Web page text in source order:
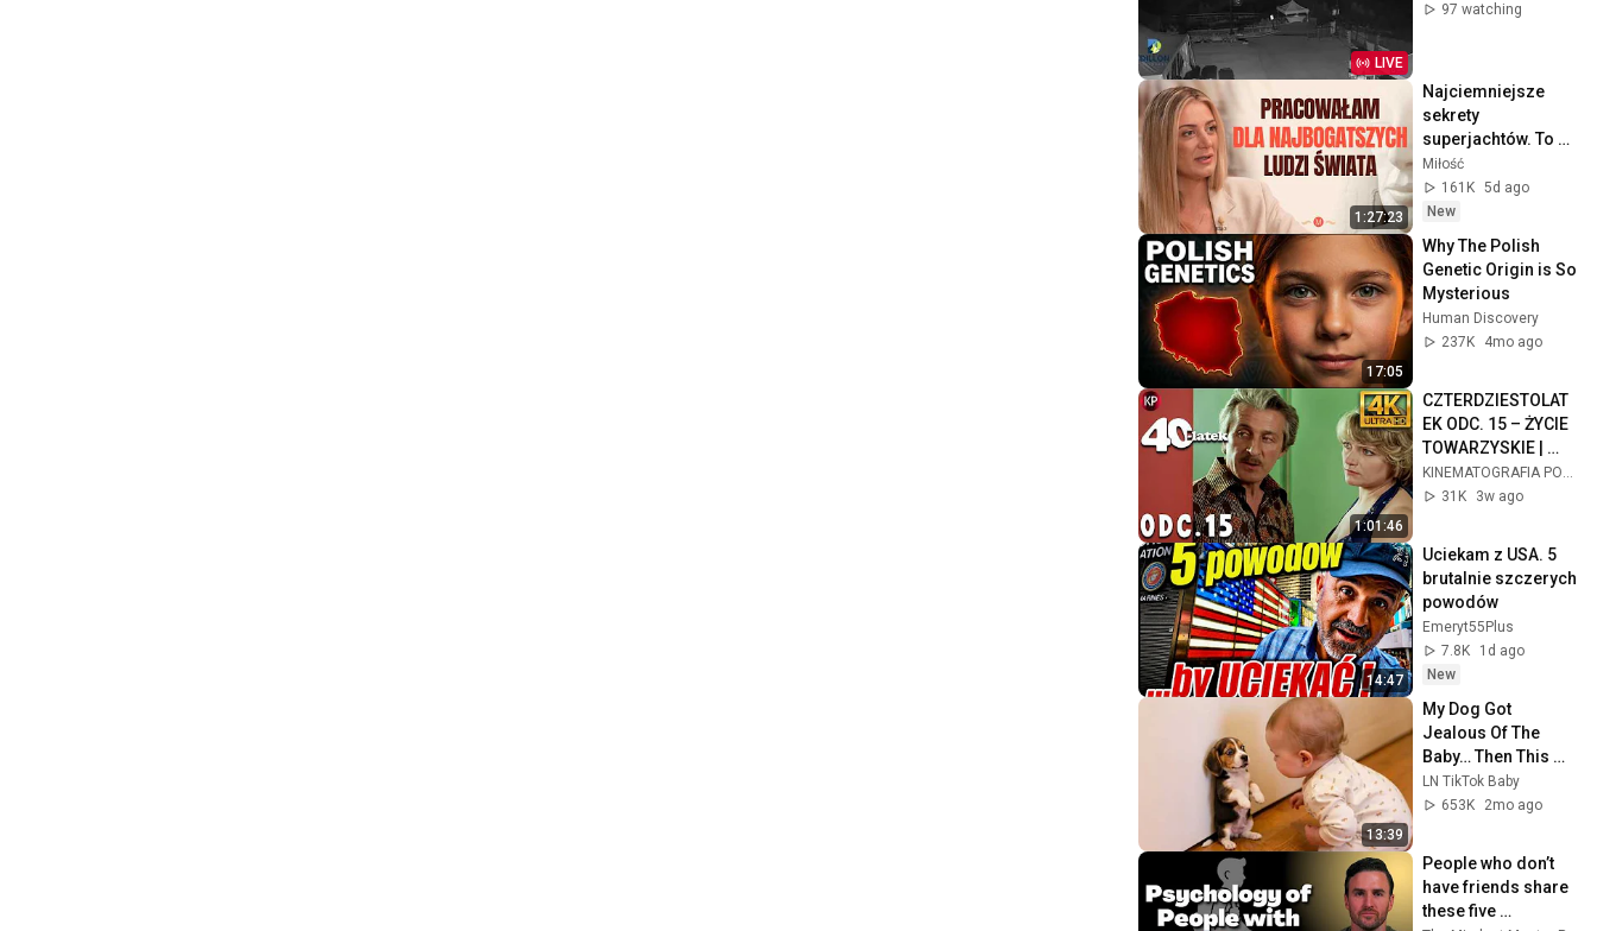
LIVE
97 watching
1:27:23
Najciemniejsze
sekrety
superjachtów. To
dzieje się na
"wodach niczyich" |
MIŁOŚĆ #30
Miłość
161K 5d ago
New
17:05
Why The Polish
Genetic Origin is So
Mysterious
Human Discovery
237K
4mo ago
1:01:46
CZTERDZIESTOLAT
EK ODC. 15 – ŻYCIE
TOWARZYSKIE |
Kultowy Polski
Serial 4k
KINEMATOGRAFIA POLSKA
31K
3w ago
14:47
Uciekam z USA. 5
brutalnie szczerych
powodów
Emeryt55Plus
7.8K
1d ago
New
13:39
My Dog Got
Jealous Of The
Baby… Then This
Happened 😂🐶
LN TikTok Baby
653K
2mo ago
People who don’t
have friends share
these five